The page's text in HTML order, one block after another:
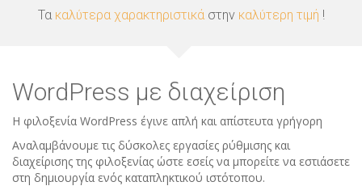
Τα καλύτερα χαρακτηριστικάστην καλύτερη τιμή !
WordPress με διαχείριση
Η φιλοξενία WordPress έγινε απλή και απίστευτα γρήγορη
Αναλαμβάνουμε τις δύσκολες εργασίες ρύθμισης και
διαχείρισης της φιλοξενίας ώστε εσείς να μπορείτε να εστιάσετε
στη δημιουργία ενός καταπληκτικού ιστότοπου.